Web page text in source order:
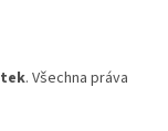
. Všechna práva